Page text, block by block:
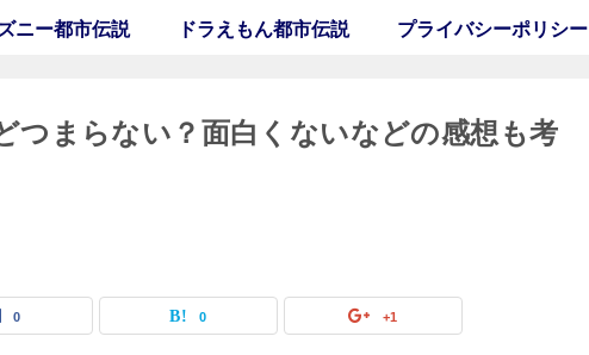
ニー都市伝説 ドラえもん都市伝説 プライバシーポリシー
つまらない？面白くないなどの感想も考
0 0 +1